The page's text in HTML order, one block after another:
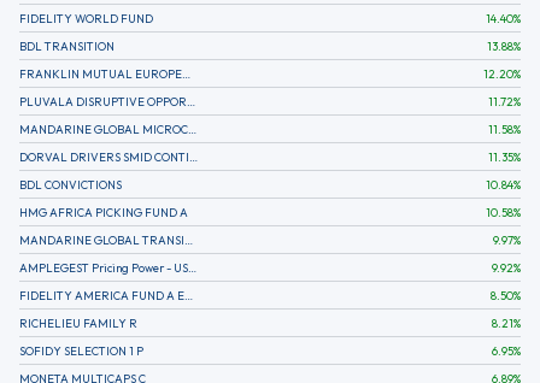
FIDELITY WORLD FUND
14.40%
BDL TRANSITION
13.88%
12.20%
11.72%
11.58%
11.35%
BDL CONVICTIONS
10.84%
HMG AFRICA PICKING FUND A
10.58%
9.97%
9.92%
8.50%
RICHELIEU FAMILY R
8.21%
SOFIDY SELECTION 1 P
6.95%
MONETA MULTICAPS C
6.89%